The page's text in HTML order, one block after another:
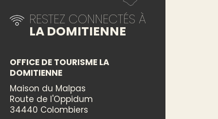
RESTEZ CONNECTÉS À
LA DOMITIENNE
OFFICE DE TOURISME LA
DOMITIENNE
Maison du Malpas
Route de l'Oppidum
34440 Colombiers